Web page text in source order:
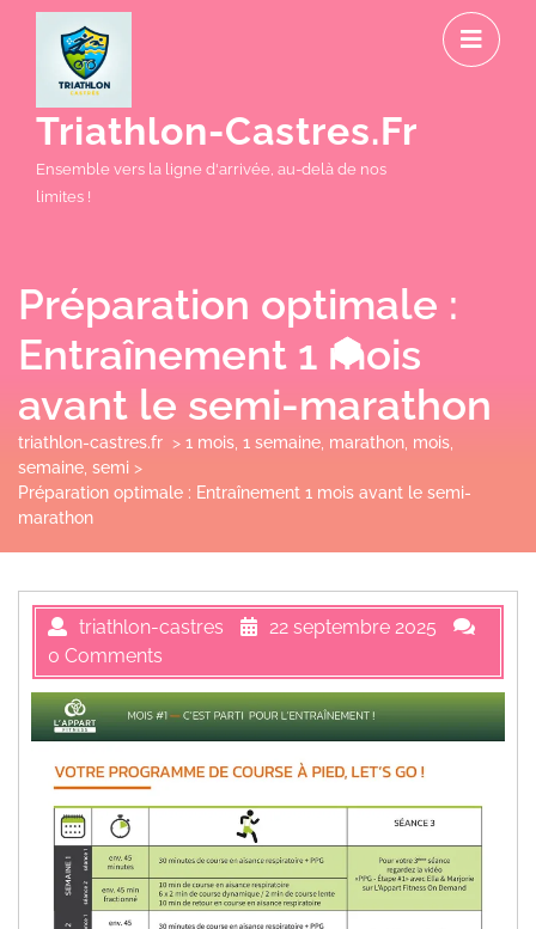
Triathlon-Castres.fr
Ensemble vers la ligne d'arrivée, au-delà de nos
limites !
Préparation optimale :
Entraînement 1 mois
avant le semi-marathon
triathlon-castres.fr > 1 mois 1 semaine marathon mois
semaine semi >
Préparation optimale : Entraînement 1 mois avant le semi-
marathon
triathlon-castres
22 septembre 2025
0 Comments